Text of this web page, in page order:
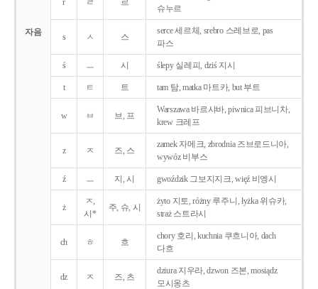
자음
r ㄹ 르
슈누르
s ㅅ 스
serce 세르체, srebro 스레브로, pas
파스
ś ㅡ 시 ślepy 실레피, dziś 지시
t ㅌ 트 tam 탐, matka 마트카, but 부트
w ㅂ 브, 프
Warszawa 바르샤바, piwnica 피브니차,
krew 크레프
z ㅈ 즈, 스
zamek 자메크, zbrodnia 즈브로드니아,
wywóz 비부스
ź ㅡ 지, 시 gwoździk 그보지지크, więź 비엥시
ż
ㅈ,
시*
주, 슈, 시
żyto 지토, różny 루주니, łyżka 위슈카,
straż 스트라시
ch ㅎ 흐
chory 호리, kuchnia 쿠흐니아, dach
다흐
dz ㅈ 즈, 츠
dziura 지우라, dzwon 즈본, mosiądz
모시옹츠